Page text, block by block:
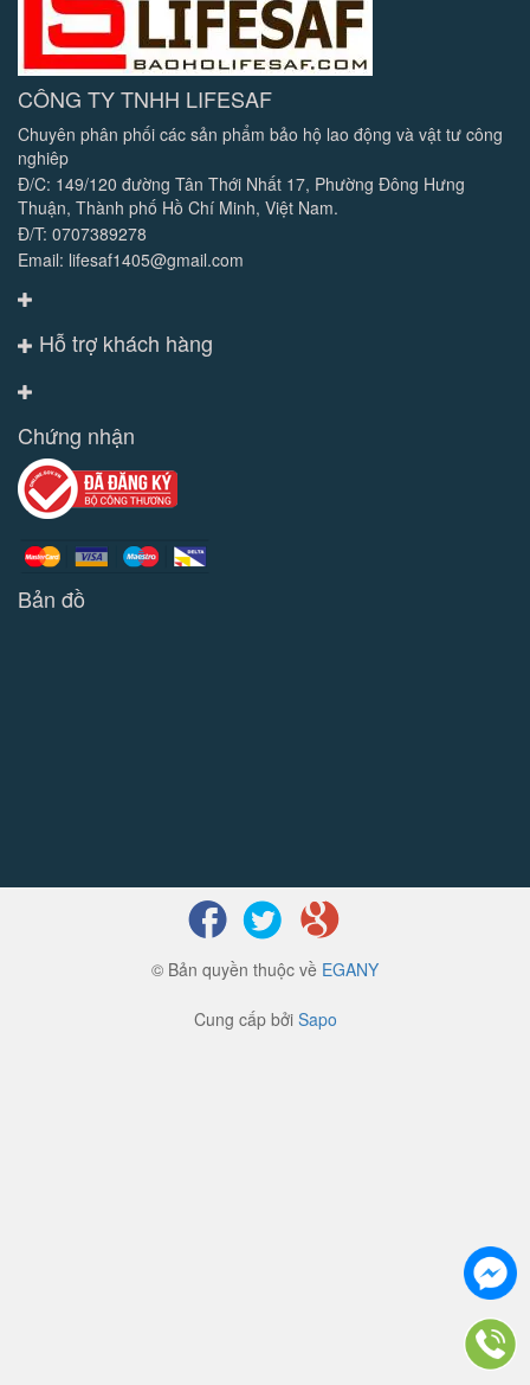
CÔNG TY TNHH LIFESAF
Chuyên phân phối các sản phẩm bảo hộ lao động và vật tư công
nghiêp
Đ/C: 149/120 đường Tân Thới Nhất 17, Phường Đông Hưng
Thuận, Thành phố Hồ Chí Minh, Việt Nam.
Đ/T: 0707389278
Email: lifesaf1405@gmail.com
Hỗ trợ khách hàng
Chứng nhận
Bản đồ
© Bản quyền thuộc về EGANY
Cung cấp bởi Sapo